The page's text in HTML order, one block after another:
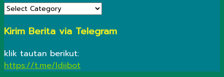
KATEGORI
Kirim Berita via Telegram
klik tautan berikut:
https://t.me/ldiibot